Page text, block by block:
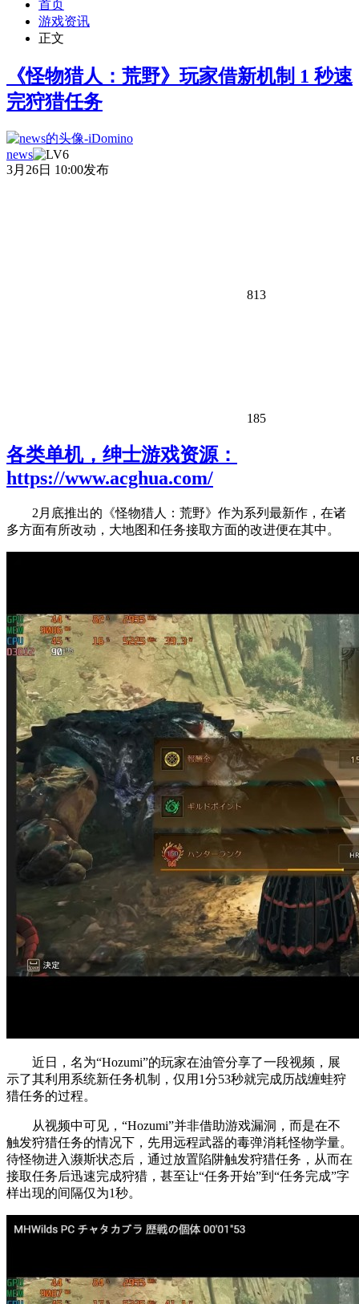
首页
游戏资讯
正文
《怪物猎人：荒野》玩家借新机制 1 秒速
完狩猎任务
news
3月26日 10:00发布
813
185
各类单机，绅士游戏资源：
https://www.acghua.com/
2月底推出的《怪物猎人：荒野》作为系列最新作，在诸
多方面有所改动，大地图和任务接取方面的改进便在其中。
近日，名为“Hozumi”的玩家在油管分享了一段视频，展
示了其利用系统新任务机制，仅用1分53秒就完成历战缠蛙狩
猎任务的过程。
从视频中可见，“Hozumi”并非借助游戏漏洞，而是在不
触发狩猎任务的情况下，先用远程武器的毒弹消耗怪物学量。
待怪物进入濒斯状态后，通过放置陷阱触发狩猎任务，从而在
接取任务后迅速完成狩猎，甚至让“任务开始”到“任务完成”字
样出现的间隔仅为1秒。